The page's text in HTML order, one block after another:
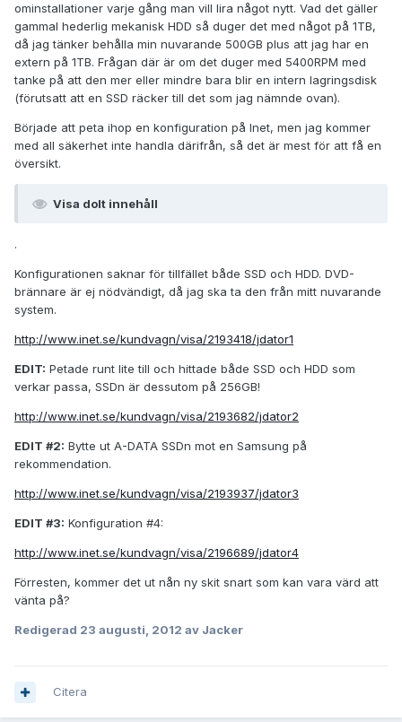
ominstallationer varje gång man vill lira något nytt. Vad det gäller
gammal hederlig mekanisk HDD så duger det med något på 1TB,
då jag tänker behålla min nuvarande 500GB plus att jag har en
extern på 1TB. Frågan där är om det duger med 5400RPM med
tanke på att den mer eller mindre bara blir en intern lagringsdisk
(förutsatt att en SSD räcker till det som jag nämnde ovan).
Började att peta ihop en konfiguration på Inet, men jag kommer
med all säkerhet inte handla därifrån, så det är mest för att få en
översikt.
Visa dolt innehåll
.
Konfigurationen saknar för tillfället både SSD och HDD. DVD-
brännare är ej nödvändigt, då jag ska ta den från mitt nuvarande
system.
http://www.inet.se/kundvagn/visa/2193418/jdator1
EDIT: Petade runt lite till och hittade både SSD och HDD som
verkar passa, SSDn är dessutom på 256GB!
http://www.inet.se/kundvagn/visa/2193682/jdator2
EDIT #2: Bytte ut A-DATA SSDn mot en Samsung på
rekommendation.
http://www.inet.se/kundvagn/visa/2193937/jdator3
EDIT #3: Konfiguration #4:
http://www.inet.se/kundvagn/visa/2196689/jdator4
Förresten, kommer det ut nån ny skit snart som kan vara värd att
vänta på?
Redigerad 23 augusti, 2012 av Jacker
Citera